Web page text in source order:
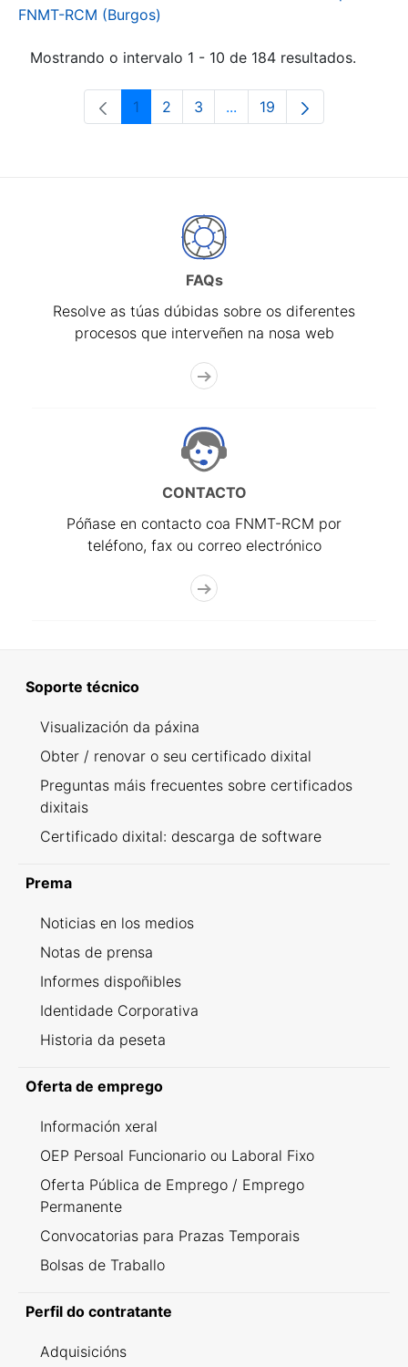
FNMT-RCM (Burgos)
Mostrando o intervalo 1 - 10 de 184 resultados.
Páxina
1 Páxina
2 Páxina
3 ...Páxinas intermedias Use
Páxina
19
FAQs
Resolve as túas dúbidas sobre os diferentes
procesos que interveñen na nosa web
CONTACTO
Póñase en contacto coa FNMT-RCM por
teléfono, fax ou correo electrónico
Soporte técnico
Visualización da páxina
Obter / renovar o seu certificado dixital
Preguntas máis frecuentes sobre certificados
dixitais
Certificado dixital: descarga de software
Prema
Noticias en los medios
Notas de prensa
Informes dispoñibles
Identidade Corporativa
Historia da peseta
Oferta de emprego
Información xeral
OEP Persoal Funcionario ou Laboral Fixo
Oferta Pública de Emprego / Emprego
Permanente
Convocatorias para Prazas Temporais
Bolsas de Traballo
Perfil do contratante
Adquisicións